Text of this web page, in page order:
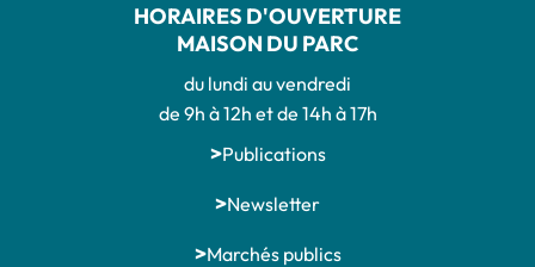
HORAIRES D'OUVERTURE
MAISON DU PARC
du lundi au vendredi
de 9h à 12h et de 14h à 17h
Publications
Newsletter
Marchés publics